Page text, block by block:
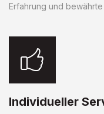
Erfahrung und
Individueller